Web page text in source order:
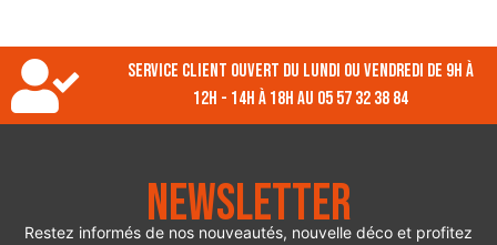
Service client ouvert du lundi ou vendredi de 9h à
12h - 14h à 18h au 05 57 32 38 84
Newsletter
Restez informés de nos nouveautés, nouvelle déco et profitez